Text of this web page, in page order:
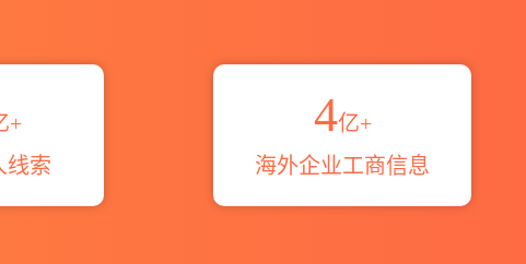
+
线索
4亿+
海外企业工商信息